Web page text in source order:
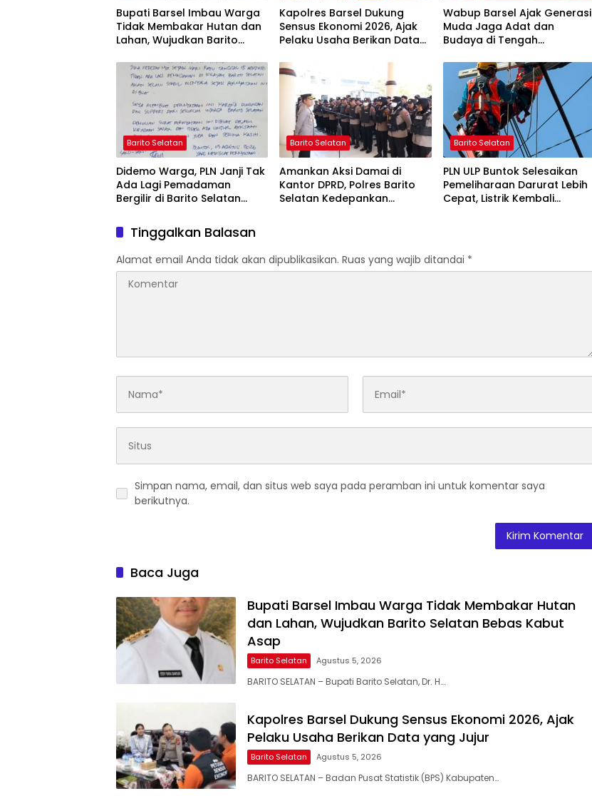
Bupati Barsel Imbau Warga
Tidak Membakar Hutan dan
Lahan, Wujudkan Barito
Kapolres Barsel Dukung
Sensus Ekonomi 2026, Ajak
Pelaku Usaha Berikan Data
Wabup Barsel Ajak Generasi
Muda Jaga Adat dan
Budaya di Tengah
Barito Selatan
Didemo Warga, PLN Janji Tak
Ada Lagi Pemadaman
Bergilir di Barito Selatan
Barito Selatan
Amankan Aksi Damai di
Kantor DPRD, Polres Barito
Selatan Kedepankan
Barito Selatan
PLN ULP Buntok Selesaikan
Pemeliharaan Darurat Lebih
Cepat, Listrik Kembali
Tinggalkan Balasan
Alamat email Anda tidak akan dipublikasikan. Ruas yang wajib ditandai *
Simpan nama, email, dan situs web saya pada peramban ini untuk komentar saya
berikutnya.
Baca Juga
Bupati Barsel Imbau Warga Tidak Membakar Hutan
dan Lahan, Wujudkan Barito Selatan Bebas Kabut
Asap
Barito Selatan Agustus 5, 2026
BARITO SELATAN – Bupati Barito Selatan, Dr. H….
Kapolres Barsel Dukung Sensus Ekonomi 2026, Ajak
Pelaku Usaha Berikan Data yang Jujur
Barito Selatan Agustus 5, 2026
BARITO SELATAN – Badan Pusat Statistik (BPS) Kabupaten…